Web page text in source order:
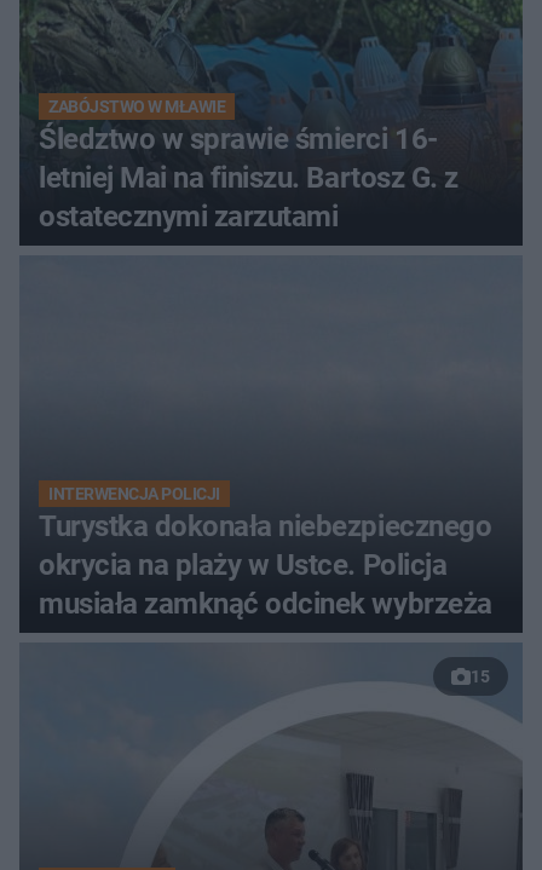
ZABÓJSTWO W MŁAWIE
Śledztwo w sprawie śmierci 16-
letniej Mai na finiszu. Bartosz G. z
ostatecznymi zarzutami
INTERWENCJA POLICJI
Turystka dokonała niebezpiecznego
okrycia na plaży w Ustce. Policja
musiała zamknąć odcinek wybrzeża
15